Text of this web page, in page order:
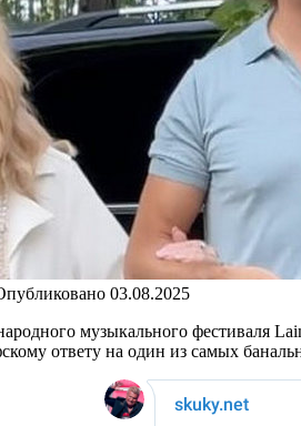
03.08.2025
музыкального фестиваля
ответу на один из самых